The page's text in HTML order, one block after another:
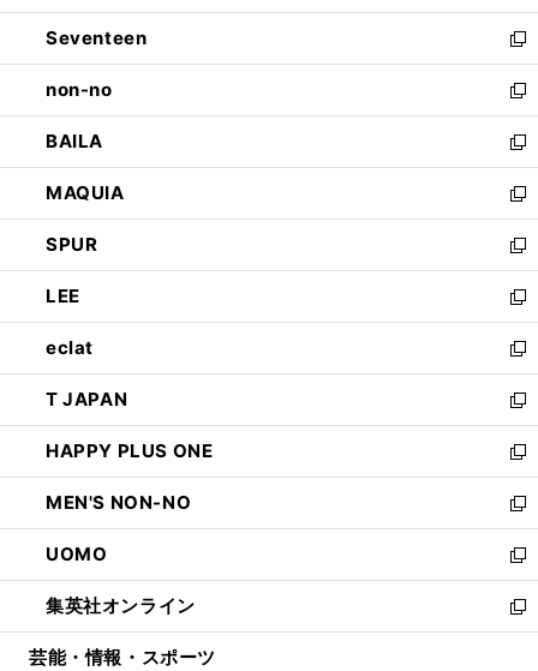
開
く
ウ
で
開
く
ン
ド
ウ
で
開
く
Seventeen
新
し
い
ウ
ィ
ン
ド
ウ
で
開
く
non-no
新
し
い
ウ
ィ
ン
ド
ウ
で
開
く
BAILA
新
し
い
ウ
ィ
ン
ド
ウ
で
開
く
MAQUIA
新
し
い
ウ
ィ
ン
ド
ウ
で
開
く
SPUR
新
し
い
ウ
ィ
ン
ド
ウ
で
開
く
LEE
新
し
い
ウ
ィ
ン
ド
ウ
で
開
く
eclat
新
し
い
ウ
ィ
ン
ド
ウ
で
開
く
T JAPAN
新
し
い
ウ
ィ
ン
ド
ウ
で
開
HAPPY PLUS ONE
新
し
い
ウ
ィ
ン
ド
ウ
MEN'S NON-NO
新
し
い
ウ
ィ
ン
UOMO
新
し
い
ウ
集英社オンライン
新
し
芸能・情報・スポーツ